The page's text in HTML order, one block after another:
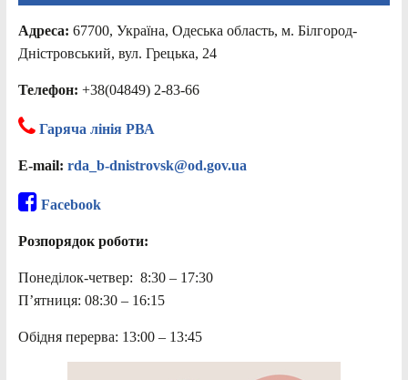
Адреса: 67700, Україна, Одеська область, м. Білгород-
Дністровський, вул. Грецька, 24
Телефон: +38(04849) 2-83-66
Гаряча лінія РВА
E-mail: rda_b-dnistrovsk@od.gov.ua
Facebook
Розпорядок роботи:
Понеділок-четвер: 8:30 – 17:30
П’ятниця: 08:30 – 16:15
Обідня перерва: 13:00 – 13:45